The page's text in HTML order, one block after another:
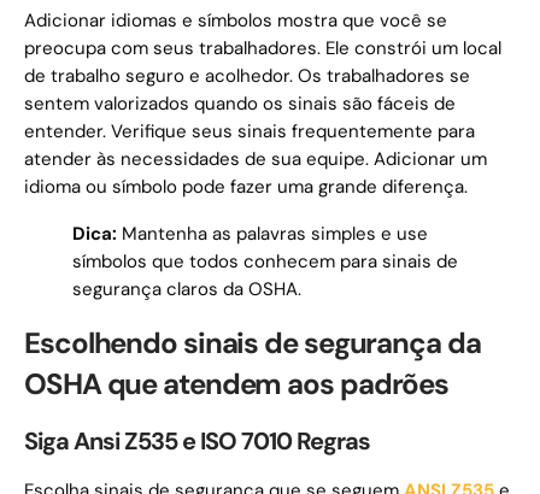
Adicionar idiomas e símbolos mostra que você se
preocupa com seus trabalhadores. Ele constrói um local
de trabalho seguro e acolhedor. Os trabalhadores se
sentem valorizados quando os sinais são fáceis de
entender. Verifique seus sinais frequentemente para
atender às necessidades de sua equipe. Adicionar um
idioma ou símbolo pode fazer uma grande diferença.
Dica: Mantenha as palavras simples e use
símbolos que todos conhecem para sinais de
segurança claros da OSHA.
Escolhendo sinais de segurança da
OSHA que atendem aos padrões
Siga Ansi Z535 e ISO 7010 Regras